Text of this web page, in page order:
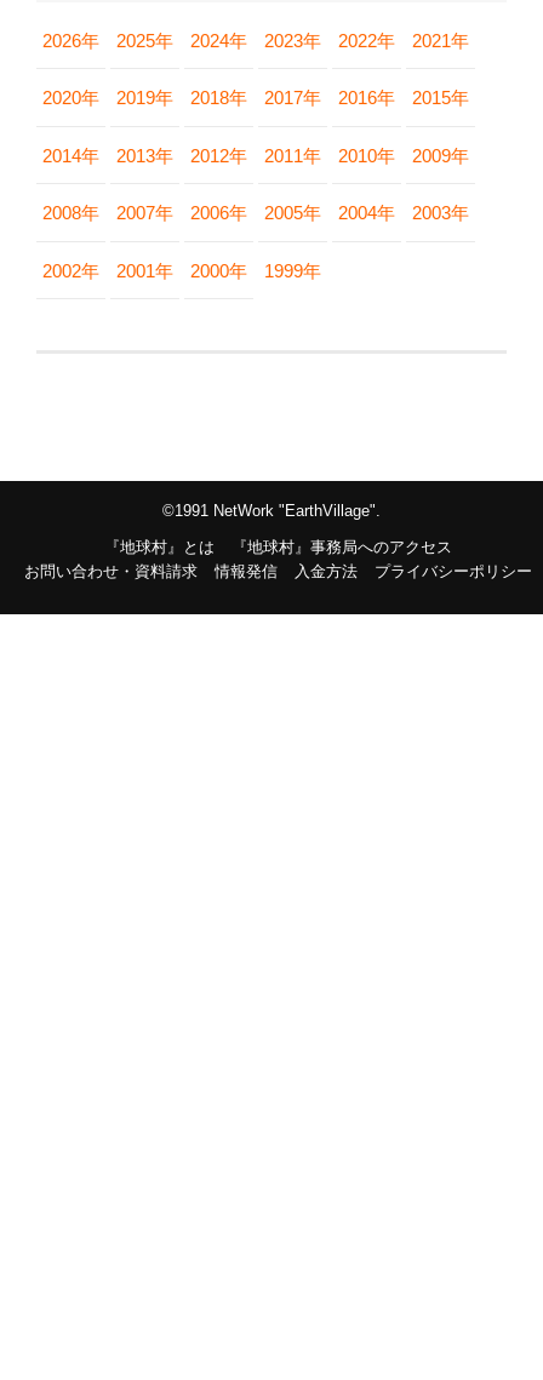
2026年 2025年 2024年 2023年 2022年 2021年
2020年 2019年 2018年 2017年 2016年 2015年
2014年 2013年 2012年 2011年 2010年 2009年
2008年 2007年 2006年 2005年 2004年 2003年
2002年 2001年 2000年 1999年
©1991 NetWork "EarthVillage".
『地球村』とは
『地球村』事務局へのアクセス
お問い合わせ・資料請求
情報発信 入金方法 プライバシーポリシー